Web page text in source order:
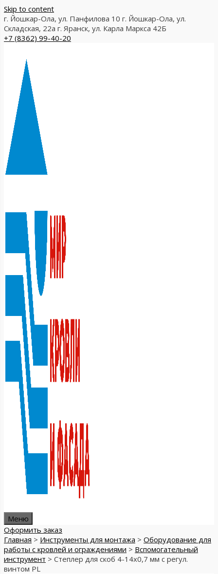
Skip to content
г. Йошкар-Ола, ул. Панфилова 10 г. Йошкар-Ола, ул.
Складская, 22а г. Яранск, ул. Карла Маркса 42Б
+7 (8362) 99-40-20
Меню
Оформить заказ
Главная > Инструменты для монтажа > Оборудование для
работы с кровлей и ограждениями > Вспомогательный
инструмент > Степлер для скоб 4-14х0,7 мм с регул.
винтом PL